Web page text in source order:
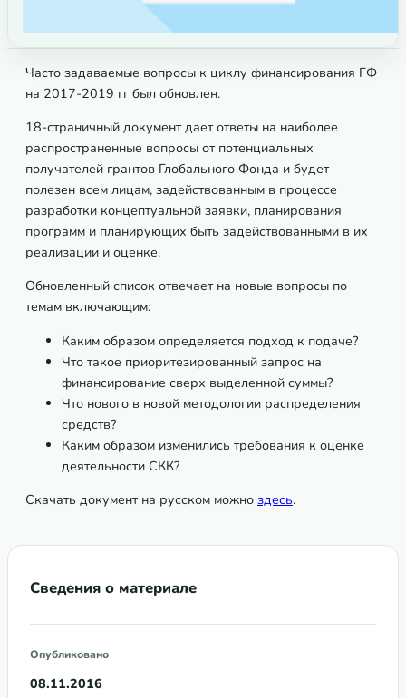
Часто задаваемые вопросы к циклу финансирования ГФ
на 2017-2019 гг был обновлен.
18-страничный документ дает ответы на наиболее
распространенные вопросы от потенциальных
получателей грантов Глобального Фонда и будет
полезен всем лицам, задействованным в процессе
разработки концептуальной заявки, планирования
программ и планирующих быть задействованными в их
реализации и оценке.
Обновленный список отвечает на новые вопросы по
темам включающим:
Каким образом определяется подход к подаче?
Что такое приоритезированный запрос на
финансирование сверх выделенной суммы?
Что нового в новой методологии распределения
средств?
Каким образом изменились требования к оценке
деятельности СКК?
Скачать документ на русском можно здесь.
Сведения о материале
Опубликовано
08.11.2016